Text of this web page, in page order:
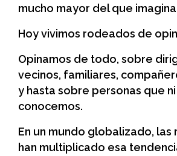
mucho mayor del que
Hoy vivimos rodeados de
Opinamos de todo, sobre
vecinos, familiares,
y hasta sobre personas que
conocemos.
En un mundo globalizado, las
han multiplicado esa